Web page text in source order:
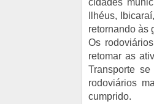
cidades
Ilhéus,
retornando às
Os
retomar as
Transporte
rodoviários
cumprido.